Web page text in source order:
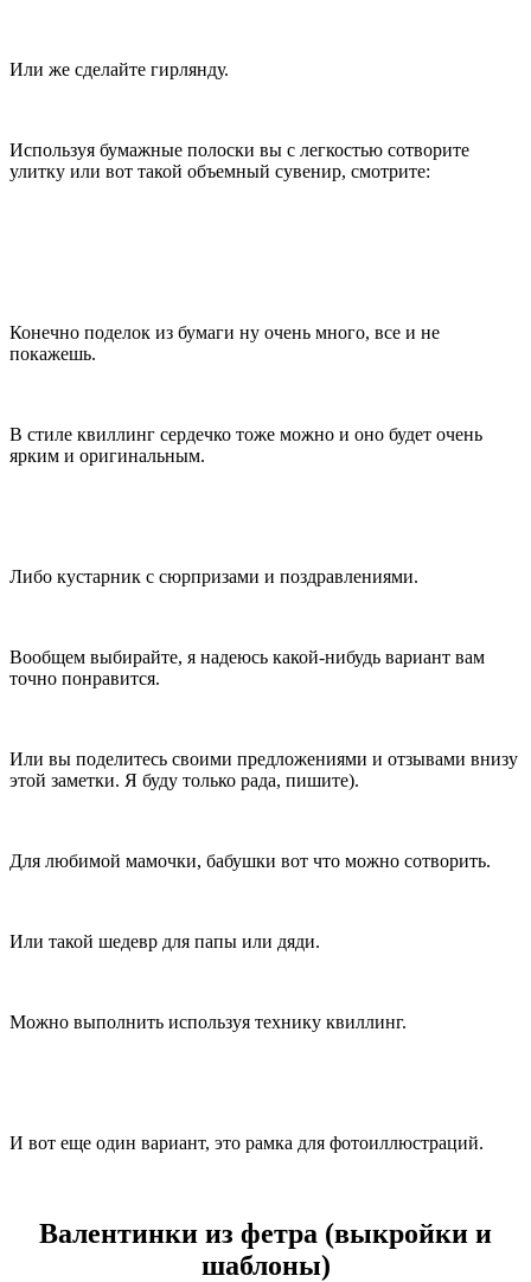
Или же сделайте гирлянду.
Используя бумажные полоски вы с легкостью сотворите
улитку или вот такой объемный сувенир, смотрите:
Конечно поделок из бумаги ну очень много, все и не
покажешь.
В стиле квиллинг сердечко тоже можно и оно будет очень
ярким и оригинальным.
Либо кустарник с сюрпризами и поздравлениями.
Вообщем выбирайте, я надеюсь какой-нибудь вариант вам
точно понравится.
Или вы поделитесь своими предложениями и отзывами внизу
этой заметки. Я буду только рада, пишите).
Для любимой мамочки, бабушки вот что можно сотворить.
Или такой шедевр для папы или дяди.
Можно выполнить используя технику квиллинг.
И вот еще один вариант, это рамка для фотоиллюстраций.
Валентинки из фетра (выкройки и
шаблоны)